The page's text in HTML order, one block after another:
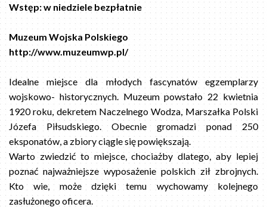
Wstęp: w niedziele bezpłatnie
Muzeum Wojska Polskiego
http://www.muzeumwp.pl/
Idealne miejsce dla młodych fascynatów egzemplarzy
wojskowo- historycznych. Muzeum powstało 22 kwietnia
1920 roku, dekretem Naczelnego Wodza, Marszałka Polski
Józefa Piłsudskiego. Obecnie gromadzi ponad 250
eksponatów, a zbiory ciągle się powiększają.
Warto zwiedzić to miejsce, chociażby dlatego, aby lepiej
poznać najważniejsze wyposażenie polskich ził zbrojnych.
Kto wie, może dzięki temu wychowamy kolejnego
zasłużonego oficera.